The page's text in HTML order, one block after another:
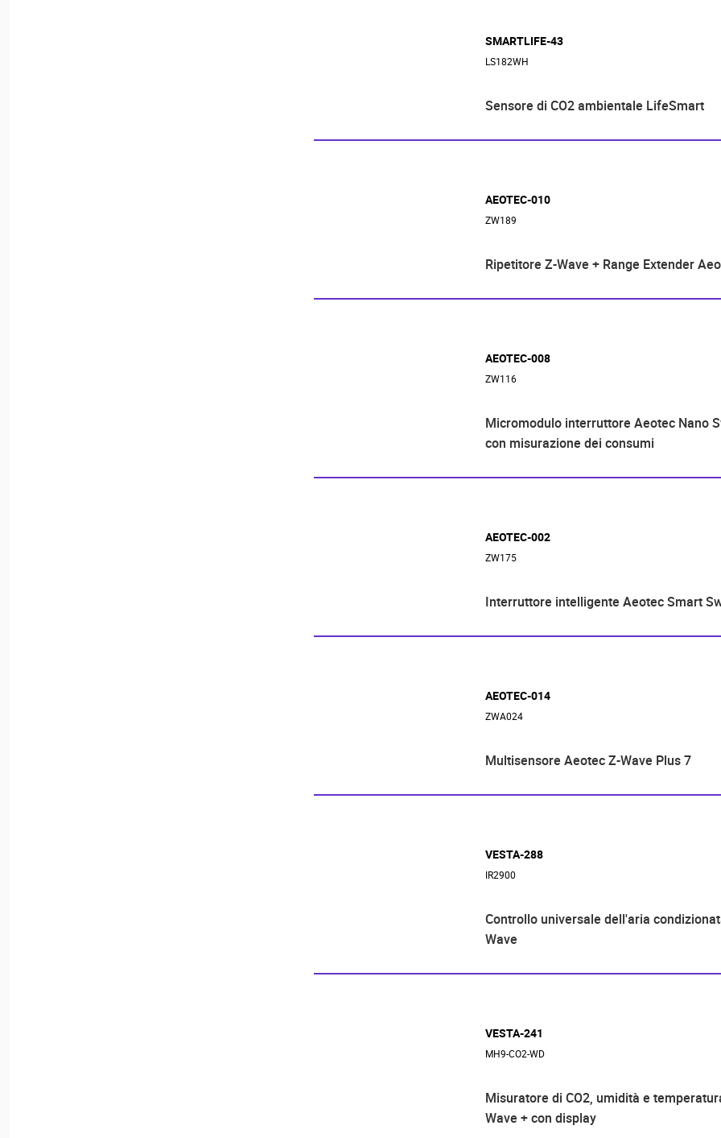
SMARTLIFE-43
LS182WH
Sensore di CO2 ambientale LifeSmart
AEOTEC-010
ZW189
Ripetitore Z-Wave + Range Extender
AEOTEC-008
ZW116
Micromodulo interruttore Aeotec Nano
con misurazione dei consumi
AEOTEC-002
ZW175
Interruttore intelligente Aeotec Smart
AEOTEC-014
ZWA024
Multisensore Aeotec Z-Wave Plus 7
VESTA-288
IR2900
Controllo universale dell'aria
Wave
VESTA-241
MH9-CO2-WD
Misuratore di CO2, umidità e
Wave + con display